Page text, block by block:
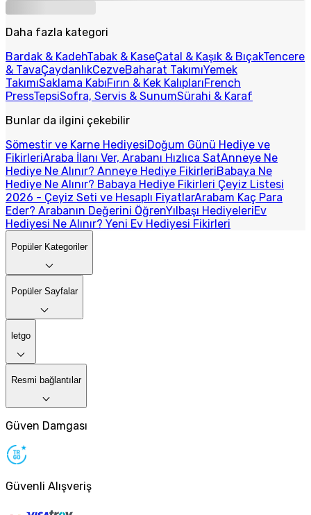
Daha fazla kategori
Bardak & KadehTabak & KaseÇatal & Kaşık & BıçakTencere
& TavaÇaydanlıkCezveBaharat TakımıYemek
TakımıSaklama KabıFırın & Kek KalıplarıFrench
PressTepsiSofra, Servis & SunumSürahi & Karaf
Bunlar da ilgini çekebilir
Sömestir ve Karne HediyesiDoğum Günü Hediye ve
FikirleriAraba İlanı Ver, Arabanı Hızlıca SatAnneye Ne
Hediye Ne Alınır? Anneye Hediye FikirleriBabaya Ne
Hediye Ne Alınır? Babaya Hediye Fikirleri Çeyiz Listesi
2026 - Çeyiz Seti ve Hesaplı FiyatlarArabam Kaç Para
Eder? Arabanın Değerini ÖğrenYılbaşı HediyeleriEv
Hediyesi Ne Alınır? Yeni Ev Hediyesi Fikirleri
Popüler Kategoriler
Popüler Sayfalar
letgo
Resmi bağlantılar
Güven Damgası
Güvenli Alışveriş